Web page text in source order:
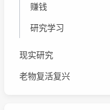
赚钱
研究学习
现实研究
老物复活复兴